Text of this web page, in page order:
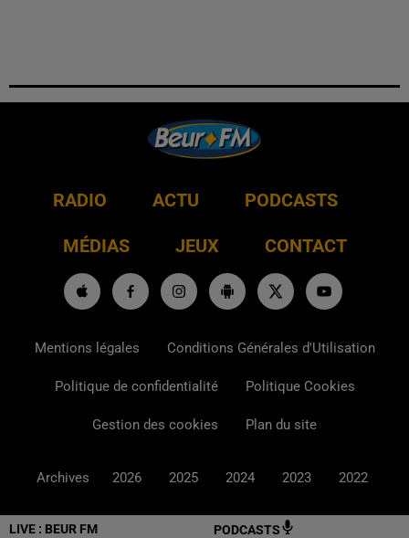
LIVE : BEUR FM PODCASTS
RADIO ACTU PODCASTS
MÉDIAS JEUX CONTACT
Mentions légales Conditions Générales d'Utilisation
Politique de confidentialité Politique Cookies
Gestion des cookies Plan du site
Archives 2026 2025 2024 2023 2022